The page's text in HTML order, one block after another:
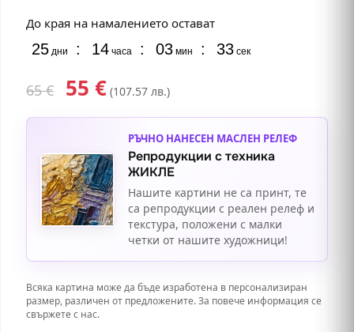
До края на намалението остават
25 дни : 14 часа : 03 мин : 32 сек
65€ 55 € (107.57 лв.)
РЪЧНО НАНЕСЕН МАСЛЕН РЕЛЕФ
Репродукции с техника
ЖИКЛЕ
Нашите картини не са принт, те
са репродукции с реален релеф и
текстура, положени с малки
четки от нашите художници!
Всяка картина може да бъде изработена в персонализиран
размер, различен от предложените. За повече информация се
свържете с нас.